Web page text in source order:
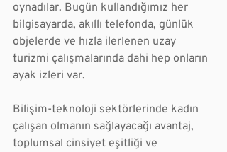
oynadılar. Bugün kullandığımız her
bilgisayarda, akıllı telefonda, günlük
objelerde ve hızla ilerlenen uzay
turizmi çalışmalarında dahi hep onların
ayak izleri var.
Bilişim-teknoloji sektörlerinde kadın
çalışan olmanın sağlayacağı avantaj,
toplumsal cinsiyet eşitliği ve